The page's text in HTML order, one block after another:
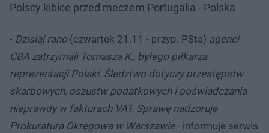
Polscy kibice przed meczem Portugalia - Polska
- Dzisiaj rano (czwartek 21.11 - przyp. PSta) agenci
CBA zatrzymali Tomasza K., byłego piłkarza
reprezentacji Polski. Śledztwo dotyczy przestępstw
skarbowych, oszustw podatkowych i poświadczania
nieprawdy w fakturach VAT. Sprawę nadzoruje
Prokuratura Okręgowa w Warszawie- informuje serwis